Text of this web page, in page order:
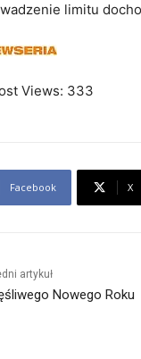
limitu
Views: 333
Facebook X
artykuł
Nowego Roku